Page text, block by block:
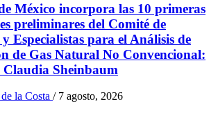
México incorpora las 10 primeras
preliminares del Comité de
Especialistas para el Análisis de
de Gas Natural No Convencional:
Claudia Sheinbaum
la Costa / 7 agosto, 2026